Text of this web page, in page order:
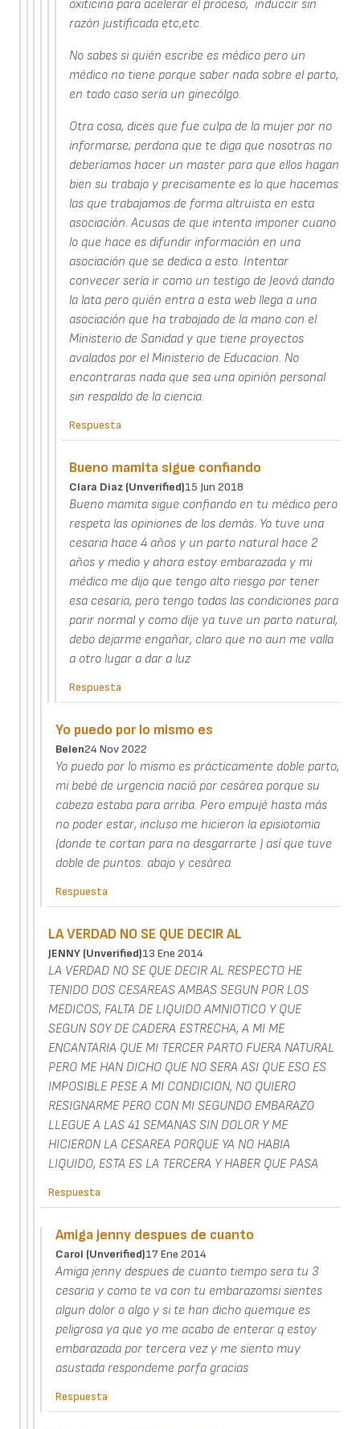
oxiticina para acelerar el proceso, induccir sin
razón justificada etc,etc.
No sabes si quién escribe es médico pero un
médico no tiene porque saber nada sobre el parto,
en todo caso sería un ginecólgo.
Otra cosa, dices que fue culpa de la mujer por no
informarse; perdona que te diga que nosotras no
deberíamos hacer un master para que ellos hagan
bien su trabajo y precisamente es lo que hacemos
las que trabajamos de forma altruista en esta
asociación. Acusas de que intenta imponer cuano
lo que hace es difundir información en una
asociación que se dedica a esto. Intentar
convecer sería ir como un testigo de Jeová dando
la lata pero quién entra a esta web llega a una
asociación que ha trabajado de la mano con el
Ministerio de Sanidad y que tiene proyectos
avalados por el Ministerio de Educacion. No
encontraras nada que sea una opinión personal
sin respaldo de la ciencia.
Respuesta
Bueno mamita sigue confiando
Clara Diaz (unverified)15 Jun 2018
Bueno mamita sigue confiando en tu médico pero
respeta las opiniones de los demás. Yo tuve una
cesaria hace 4 años y un parto natural hace 2
años y medio y ahora estoy embarazada y mi
médico me dijo que tengo alto riesgo por tener
esa cesaria, pero tengo todas las condiciones para
parir normal y como dije ya tuve un parto natural,
debo dejarme engañar, claro que no aun me valla
a otro lugar a dar a luz
Respuesta
Yo puedo por lo mismo es
Belen24 Nov 2022
Yo puedo por lo mismo es prácticamente doble parto,
mi bebé de urgencia nació por cesárea porque su
cabeza estaba para arriba. Pero empujé hasta más
no poder estar, incluso me hicieron la episiotomia
(donde te cortan para no desgarrarte ) así que tuve
doble de puntos: abajo y cesárea
Respuesta
LA VERDAD NO SE QUE DECIR AL
JENNY (unverified)13 Ene 2014
LA VERDAD NO SE QUE DECIR AL RESPECTO HE
TENIDO DOS CESAREAS AMBAS SEGUN POR LOS
MEDICOS, FALTA DE LIQUIDO AMNIOTICO Y QUE
SEGUN SOY DE CADERA ESTRECHA, A MI ME
ENCANTARIA QUE MI TERCER PARTO FUERA NATURAL
PERO ME HAN DICHO QUE NO SERA ASI QUE ESO ES
IMPOSIBLE PESE A MI CONDICION, NO QUIERO
RESIGNARME PERO CON MI SEGUNDO EMBARAZO
LLEGUE A LAS 41 SEMANAS SIN DOLOR Y ME
HICIERON LA CESAREA PORQUE YA NO HABIA
LIQUIDO, ESTA ES LA TERCERA Y HABER QUE PASA
Respuesta
Amiga jenny despues de cuanto
Carol (unverified)17 Ene 2014
Amiga jenny despues de cuanto tiempo sera tu 3
cesaria y como te va con tu embarazomsi sientes
algun dolor o algo y si te han dicho quemque es
peligrosa ya que yo me acabo de enterar q estoy
embarazada por tercera vez y me siento muy
asustada respondeme porfa gracias
Respuesta